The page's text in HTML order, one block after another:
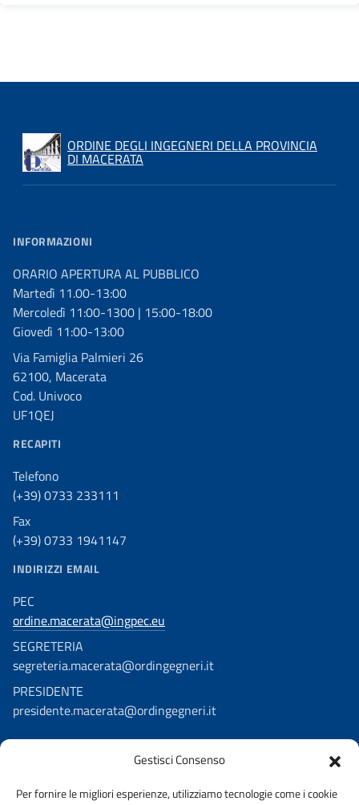
Gestisci Consenso
Per fornire le migliori esperienze, utilizziamo tecnologie come i cookie
ORDINE DEGLI INGEGNERI DELLA PROVINCIA
DI MACERATA
INFORMAZIONI
ORARIO APERTURA AL PUBBLICO
Martedì 11.00-13:00
Mercoledì 11:00-1300 | 15:00-18:00
Giovedì 11:00-13:00
Via Famiglia Palmieri 26
62100, Macerata
Cod. Univoco
UF1QEJ
RECAPITI
Telefono
(+39) 0733 233111
Fax
(+39) 0733 1941147
INDIRIZZI EMAIL
PEC
ordine.macerata@ingpec.eu
SEGRETERIA
segreteria.macerata@ordingegneri.it
PRESIDENTE
presidente.macerata@ordingegneri.it
Facebook